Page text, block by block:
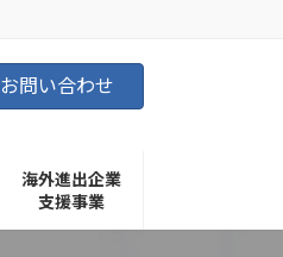
お問い合わせ
海外進出企業
支援事業